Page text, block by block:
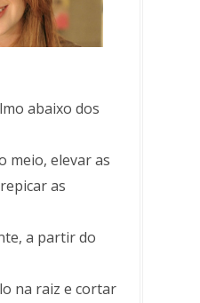
abaixo dos
meio, elevar as
as
a partir do
na raiz e cortar